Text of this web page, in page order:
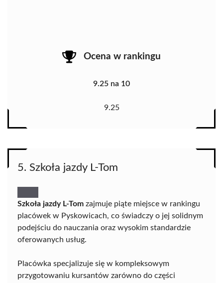
Ocena w rankingu
9.25 na 10
9.25
5. Szkoła jazdy L-Tom
Szkoła jazdy L-Tom zajmuje piąte miejsce w rankingu
placówek w Pyskowicach, co świadczy o jej solidnym
podejściu do nauczania oraz wysokim standardzie
oferowanych usług.
Placówka specjalizuje się w kompleksowym
przygotowaniu kursantów zarówno do części